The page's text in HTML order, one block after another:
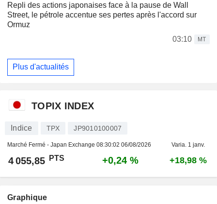
Repli des actions japonaises face à la pause de Wall
Street, le pétrole accentue ses pertes après l'accord sur
Ormuz
03:10
MT
Plus d'actualités
TOPIX INDEX
Indice TPX JP9010100007
Marché Fermé - Japan Exchange 08:30:02 06/08/2026 Varia. 1 janv.
4 055,85 PTS +0,24 % +18,98 %
Graphique